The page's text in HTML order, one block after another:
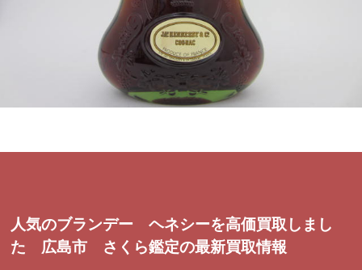
人気のブランデー ヘネシーを高価買取しまし
た 広島市 さくら鑑定の最新買取情報